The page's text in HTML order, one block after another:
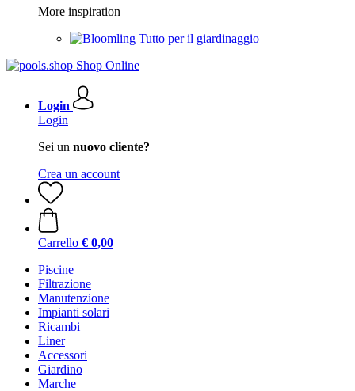
More inspiration
Tutto per il giardinaggio
Login
Login
Sei un nuovo cliente?
Crea un account
Carrello € 0,00
Piscine
Filtrazione
Manutenzione
Impianti solari
Ricambi
Liner
Accessori
Giardino
Marche